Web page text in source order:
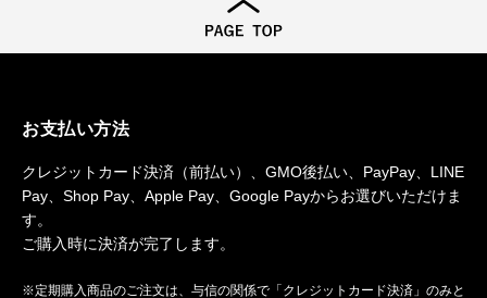
お支払い方法
クレジットカード決済（前払い）、GMO後払い、PayPay、LINE
Pay、Shop Pay、Apple Pay、Google Payからお選びいただけま
す。
ご購入時に決済が完了します。
※定期購入商品のご注文は、与信の関係で「クレジットカード決済」のみと